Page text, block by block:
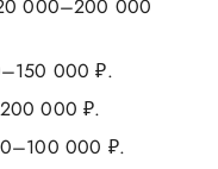
000–200 000
000 ₽.
000 ₽.
000 ₽.